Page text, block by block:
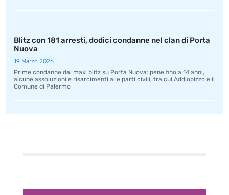
Blitz con 181 arresti, dodici condanne nel clan di Porta
Nuova
19 Marzo 2026
Prime condanne dal maxi blitz su Porta Nuova: pene fino a 14 anni,
alcune assoluzioni e risarcimenti alle parti civili, tra cui Addiopizzo e il
Comune di Palermo